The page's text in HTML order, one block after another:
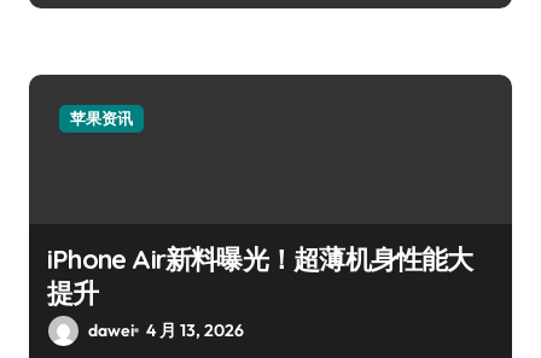
苹果资讯
iPhone Air新料曝光！超薄机身性能大
提升
dawei 4 月 13, 2026